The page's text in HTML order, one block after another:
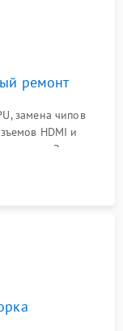
ремонт
замена чипов
HDMI и
Замена
головки